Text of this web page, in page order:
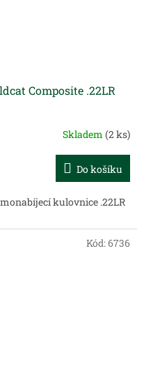
Composite .22LR
Skladem (2 ks)
Do košíku
kulovnice .22LR
Kód:6736